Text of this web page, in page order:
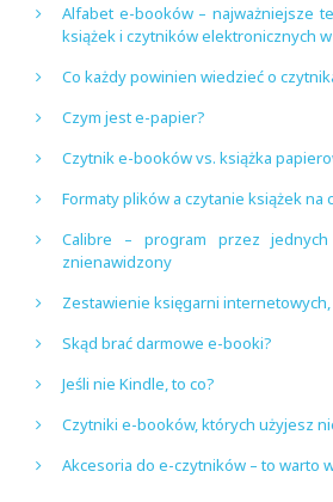
Alfabet e-booków – najważniejsze
książek i czytników elektronicznych
Co każdy powinien wiedzieć o
Czym jest e-papier?
Czytnik e-booków vs. książka
Formaty plików a czytanie książek
Calibre – program przez
znienawidzony
Zestawienie księgarni
Skąd brać darmowe e-booki?
Jeśli nie Kindle, to co?
Czytniki e-booków, których użyjesz
Akcesoria do e-czytników – to warto